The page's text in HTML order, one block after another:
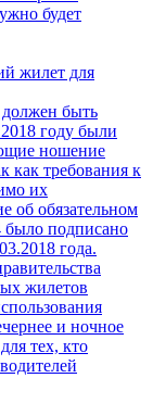
будет
жилет для
быть
году были
ношение
как требования к
их
об обязательном
было подписано
года.
жилетов
и ночное
тех, кто